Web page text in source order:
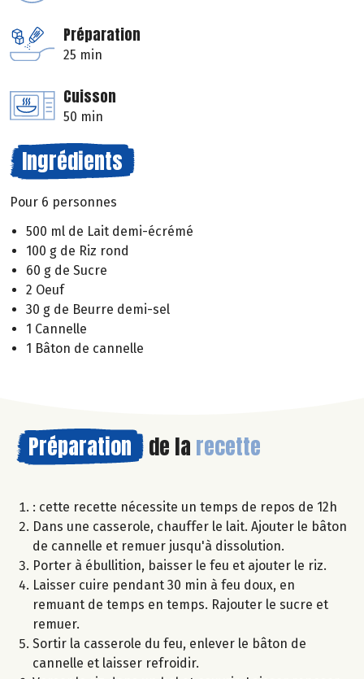
Préparation
25 min
Cuisson
50 min
Ingrédients
Pour 6 personnes
500 ml de Lait demi-écrémé
100 g de Riz rond
60 g de Sucre
2 Oeuf
30 g de Beurre demi-sel
1 Cannelle
1 Bâton de cannelle
Préparation de la recette
: cette recette nécessite un temps de repos de 12h
Dans une casserole, chauffer le lait. Ajouter le bâton
de cannelle et remuer jusqu'à dissolution.
Porter à ébullition, baisser le feu et ajouter le riz.
Laisser cuire pendant 30 min à feu doux, en
remuant de temps en temps. Rajouter le sucre et
remuer.
Sortir la casserole du feu, enlever le bâton de
cannelle et laisser refroidir.